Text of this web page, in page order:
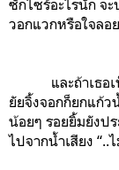
ซักไซร้อะไรนัก จะ
วอกแวกหรือใจล
และถ้าเธ
ยัยจิ้งจอกก็ยกแก้ว
น้อยๆ รอยยิ้มยังป
ไปจากน้ำเสียง “..